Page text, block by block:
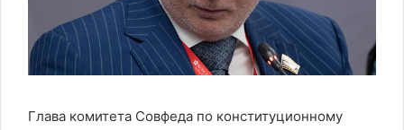
Глава комитета Совфеда по конституционному